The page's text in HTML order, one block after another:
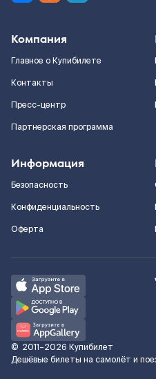
Компания
Главное о Купибилете
Контакты
Пресс-центр
Партнерская программа
Информация
Безопасность
Конфиденциальность
Оферта
© 2011–2026 Купибилет
Дешёвые билеты на самолёт и